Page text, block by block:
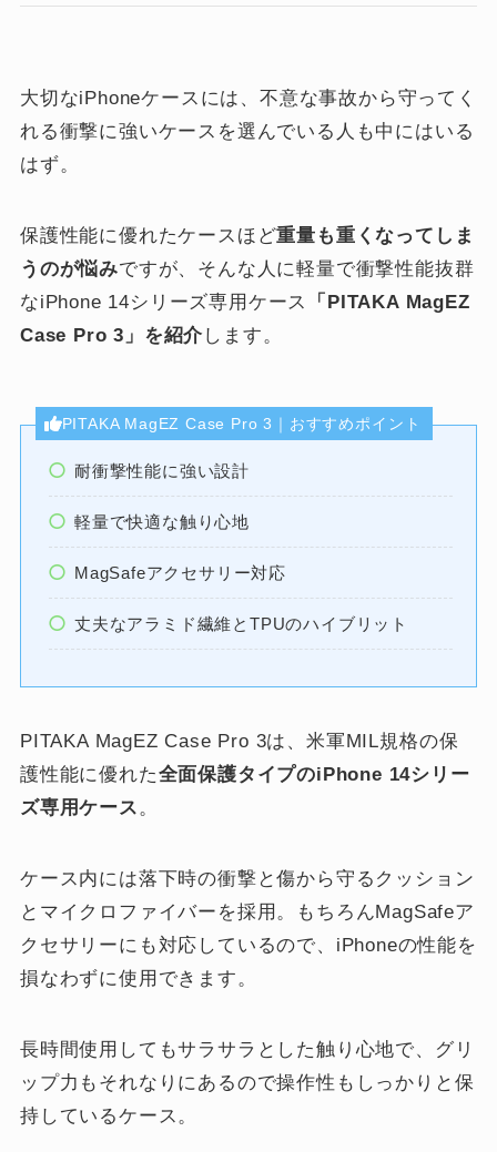
大切なiPhoneケースには、不意な事故から守ってく
れる衝撃に強いケースを選んでいる人も中にはいる
はず。
保護性能に優れたケースほど重量も重くなってしま
うのが悩みですが、そんな人に軽量で衝撃性能抜群
なiPhone 14シリーズ専用ケース
「PITAKA MagEZ
Case Pro 3」を紹介します。
PITAKA MagEZ Case Pro 3｜おすすめポイント
耐衝撃性能に強い設計
軽量で快適な触り心地
MagSafeアクセサリー対応
丈夫なアラミド繊維とTPUのハイブリット
PITAKA MagEZ Case Pro 3は、米軍MIL規格の保
護性能に優れた全面保護タイプのiPhone 14シリー
ズ専用ケース 。
ケース内には落下時の衝撃と傷から守るクッション
とマイクロファイバーを採用。もちろんMagSafeア
クセサリーにも対応しているので、iPhoneの性能を
損なわずに使用できます。
長時間使用してもサラサラとした触り心地で、グリ
ップ力もそれなりにあるので操作性もしっかりと保
持しているケース。